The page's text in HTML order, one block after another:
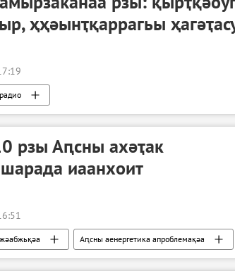
ҳҳәынҭқаррагьы
рзы Аԥсны ахәҭак
иаанхоит
Аԥсны аенергетика апроблемақәа